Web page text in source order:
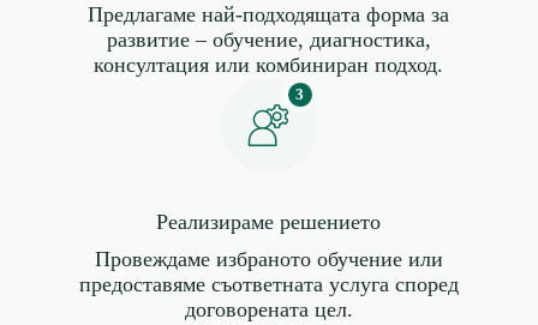
Предлагаме най-подходящата форма за
развитие – обучение, диагностика,
консултация или комбиниран подход.
3
Реализираме решението
Провеждаме избраното обучение или
предоставяме съответната услуга според
договорената цел.